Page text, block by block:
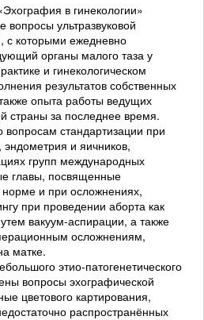
в гинекологии»
ультразвуковой
с которыми ежедневно
органы малого таза у
и гинекологическом
результатов собственных
опыта работы ведущих
страны за последнее время.
стандартизации при
и яичников,
групп международных
главы, посвященные
и при осложнениях,
при проведении аборта как
вакуум-аспирации, а также
осложнениям,
матке.
этио-патогенетического
вопросы эхографической
цветового картирования,
распространённых